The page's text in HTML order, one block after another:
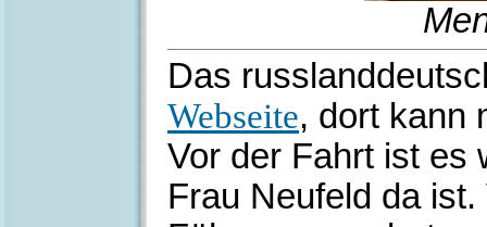
Das
Webseite, dort kann
Vor der Fahrt ist es
Frau Neufeld da